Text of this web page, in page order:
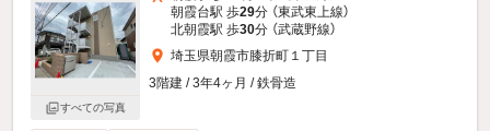
すべての写真
朝霞台駅 歩29分 （東武東上線）
北朝霞駅 歩30分 （武蔵野線）
埼玉県朝霞市膝折町１丁目
3階建 / 3年4ヶ月 / 鉄骨造